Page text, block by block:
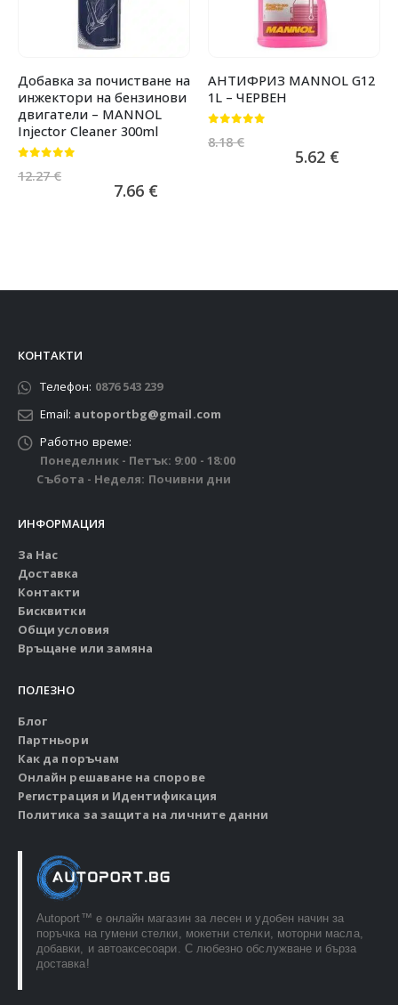
Добавка за почистване на
инжектори на бензинови
двигатели – MANNOL
Injector Cleaner 300ml
12.27€
7.66 €
АНТИФРИЗ MANNOL G12
1L – ЧЕРВЕН
8.18€
5.62 €
КОНТАКТИ
Телефон: 0876 543 239
Email: autoportbg@gmail.com
Работно време:
Понеделник - Петък: 9:00 - 18:00
Събота - Неделя: Почивни дни
ИНФОРМАЦИЯ
За Нас
Доставка
Контакти
Бисквитки
Общи условия
Връщане или замяна
ПОЛЕЗНО
Блог
Партньори
Как да поръчам
Онлайн решаване на спорове
Регистрация и Идентификация
Политика за защита на личните данни
Autoport™ e онлайн магазин за лесен и удобен начин за
поръчка на гумени стелки, мокетни стелки, моторни масла,
добавки, и автоаксесоари. С любезно обслужване и бърза
доставка!